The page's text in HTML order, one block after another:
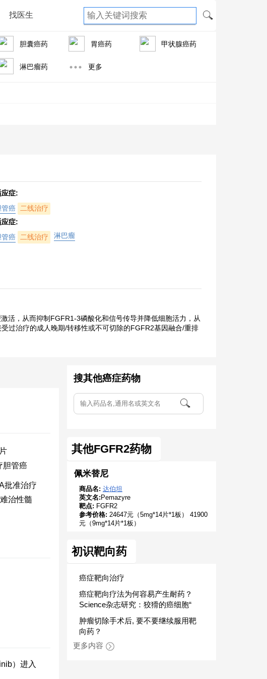
找医生
胆囊癌药 胃癌药 甲状腺癌药
淋巴瘤药 更多
应症:
管癌
二线治疗
应症:
管癌
二线治疗 淋巴瘤
活，从而抑制FGFR1-3磷酸化和信号传导并降低细胞活力，从
过治疗的成人晚期/转移性或不可切除的FGFR2基因融合/重排
胆管癌
批准治疗
治性髓
）进入
搜其他癌症药物
其他FGFR2药物
佩米替尼
商品名: 达伯坦
英文名: Pemazyre
靶点: FGFR2
参考价格: 24647元（5mg*14片*1板） 41900
元（9mg*14片*1板）
初识靶向药
癌症靶向治疗
癌症靶向疗法为何容易产生耐药？
Science杂志研究：狡猾的癌细胞“
肿瘤切除手术后, 要不要继续服用靶
向药？
更多内容